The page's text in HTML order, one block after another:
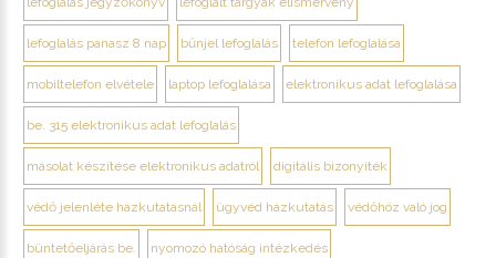
lefoglalás panasz 8 nap bűnjel lefoglalás telefon lefoglalása
mobiltelefon elvétele laptop lefoglalása elektronikus adat lefoglalása
be. 315 elektronikus adat lefoglalás
másolat készítése elektronikus adatról digitális bizonyíték
védő jelenléte házkutatásnál ügyvéd házkutatás védőhöz való jog
büntetőeljárás be. nyomozó hatóság intézkedés